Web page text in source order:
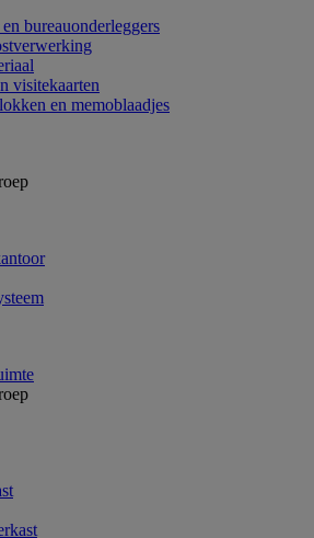
bureauonderleggers
visitekaarten
en memoblaadjes